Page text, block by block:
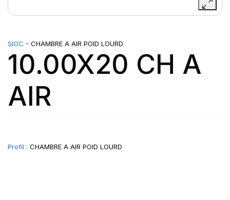
SIOC - CHAMBRE A AIR POID LOURD
10.00X20 CH A
AIR
Profil : CHAMBRE A AIR POID LOURD